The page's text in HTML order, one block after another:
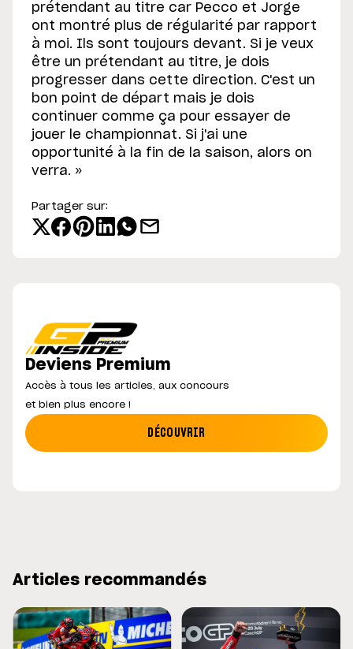
prétendant au titre car Pecco et Jorge
ont montré plus de régularité par rapport
à moi. Ils sont toujours devant. Si je veux
être un prétendant au titre, je dois
progresser dans cette direction. C'est un
bon point de départ mais je dois
continuer comme ça pour essayer de
jouer le championnat. Si j'ai une
opportunité à la fin de la saison, alors on
verra. »
Partager sur:
Deviens Premium
Accès à tous les articles, aux concours
et bien plus encore !
DÉCOUVRIR
Articles recommandés